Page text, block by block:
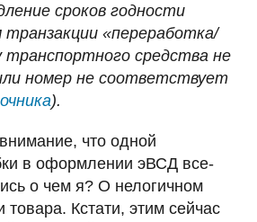
сроков годности
транзакции «переработка/
транспортного средства не
номер не соответствует
).
что одной
в оформлении эВСД все-
о чем я? О нелогичном
товара. Кстати, этим сейчас